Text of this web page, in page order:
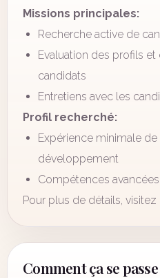
Missions principales:
Recherche active de
Evaluation des profils
candidats
Entretiens avec les
Profil recherché:
Expérience minimale de
développement
Compétences
Pour plus de détails, visitez
Comment ça se passe